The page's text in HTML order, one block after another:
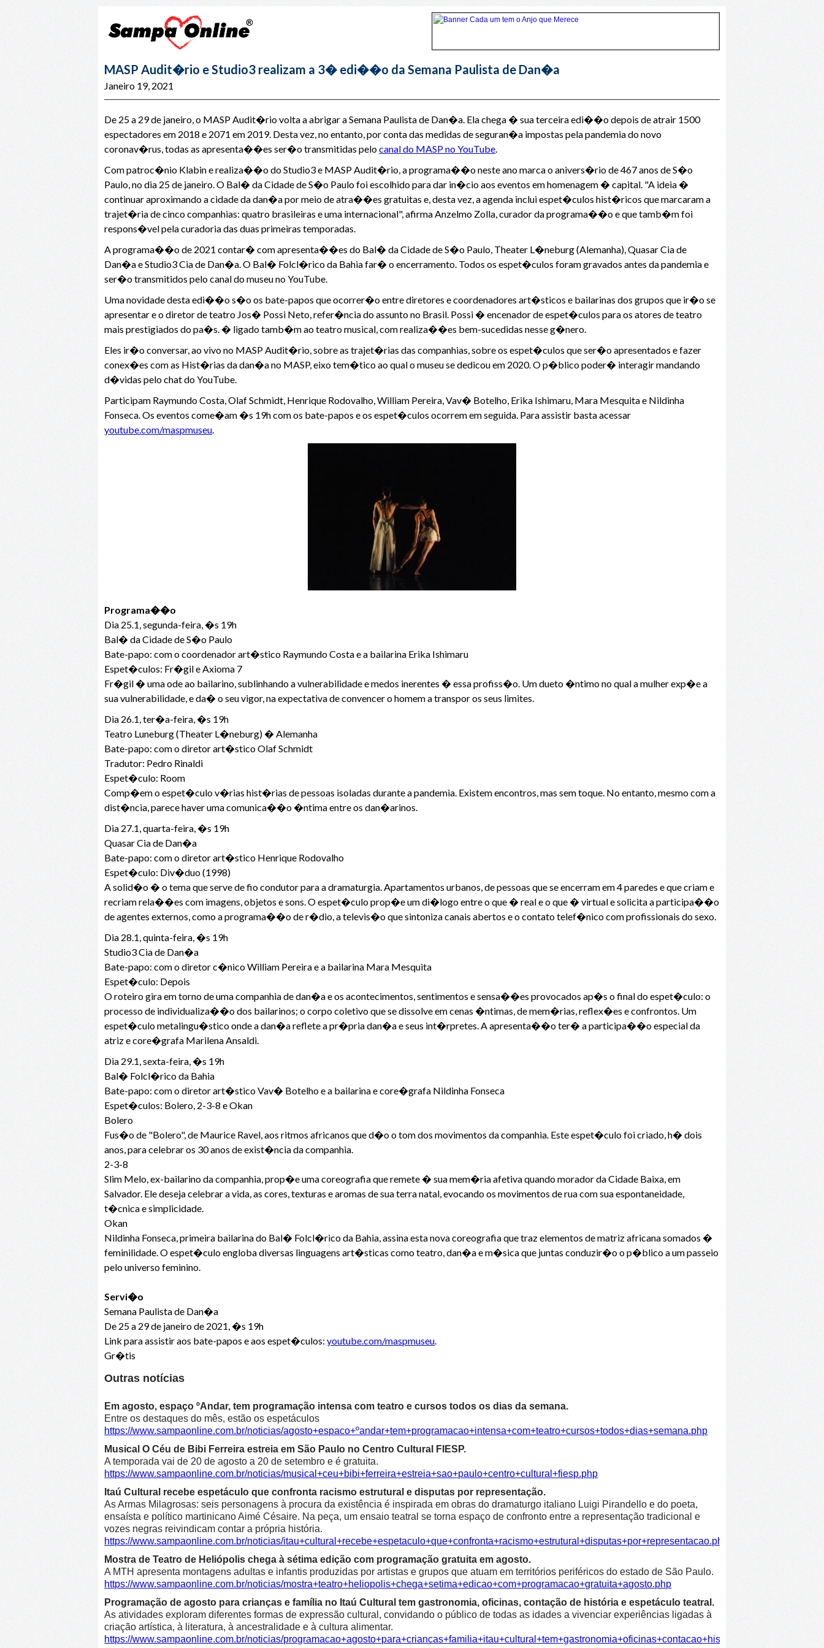
MASP Audit�rio e Studio3 realizam a 3� edi��o da Semana Paulista de Dan�a
Janeiro 19, 2021
De 25 a 29 de janeiro, o MASP Audit�rio volta a abrigar a Semana Paulista de Dan�a. Ela chega � sua terceira edi��o depois de atrair 1500
espectadores em 2018 e 2071 em 2019. Desta vez, no entanto, por conta das medidas de seguran�a impostas pela pandemia do novo
coronav�rus, todas as apresenta��es ser�o transmitidas pelocanal do MASP no YouTube.
Com patroc�nio Klabin e realiza��o do Studio3 e MASP Audit�rio, a programa��o neste ano marca o anivers�rio de 467 anos de S�o
Paulo, no dia 25 de janeiro. O Bal� da Cidade de S�o Paulo foi escolhido para dar in�cio aos eventos em homenagem � capital. "A ideia �
continuar aproximando a cidade da dan�a por meio de atra��es gratuitas e, desta vez, a agenda inclui espet�culos hist�ricos que marcaram a
trajet�ria de cinco companhias: quatro brasileiras e uma internacional", afirma Anzelmo Zolla, curador da programa��o e que tamb�m foi
respons�vel pela curadoria das duas primeiras temporadas.
A programa��o de 2021 contar� com apresenta��es do Bal� da Cidade de S�o Paulo, Theater L�neburg (Alemanha), Quasar Cia de
Dan�a e Studio3 Cia de Dan�a. O Bal� Folcl�rico da Bahia far� o encerramento. Todos os espet�culos foram gravados antes da pandemia e
ser�o transmitidos pelo canal do museu no YouTube.
Uma novidade desta edi��o s�o os bate-papos que ocorrer�o entre diretores e coordenadores art�sticos e bailarinas dos grupos que ir�o se
apresentar e o diretor de teatro Jos� Possi Neto, refer�ncia do assunto no Brasil. Possi � encenador de espet�culos para os atores de teatro
mais prestigiados do pa�s. � ligado tamb�m ao teatro musical, com realiza��es bem-sucedidas nesse g�nero.
Eles ir�o conversar, ao vivo no MASP Audit�rio, sobre as trajet�rias das companhias, sobre os espet�culos que ser�o apresentados e fazer
conex�es com as Hist�rias da dan�a no MASP, eixo tem�tico ao qual o museu se dedicou em 2020. O p�blico poder� interagir mandando
d�vidas pelo chat do YouTube.
Participam Raymundo Costa, Olaf Schmidt, Henrique Rodovalho, William Pereira, Vav� Botelho, Erika Ishimaru, Mara Mesquita e Nildinha
Fonseca. Os eventos come�am �s 19h com os bate-papos e os espet�culos ocorrem em seguida. Para assistir basta acessar
youtube.com/maspmuseu.
Programa��o
Dia 25.1, segunda-feira, �s 19h
Bal� da Cidade de S�o Paulo
Bate-papo: com o coordenador art�stico Raymundo Costa e a bailarina Erika Ishimaru
Espet�culos: Fr�gil e Axioma 7
Fr�gil � uma ode ao bailarino, sublinhando a vulnerabilidade e medos inerentes � essa profiss�o. Um dueto �ntimo no qual a mulher exp�e a
sua vulnerabilidade, e da� o seu vigor, na expectativa de convencer o homem a transpor os seus limites.
Dia 26.1, ter�a-feira, �s 19h
Teatro Luneburg (Theater L�neburg) � Alemanha
Bate-papo: com o diretor art�stico Olaf Schmidt
Tradutor: Pedro Rinaldi
Espet�culo: Room
Comp�em o espet�culo v�rias hist�rias de pessoas isoladas durante a pandemia. Existem encontros, mas sem toque. No entanto, mesmo com a
dist�ncia, parece haver uma comunica��o �ntima entre os dan�arinos.
Dia 27.1, quarta-feira, �s 19h
Quasar Cia de Dan�a
Bate-papo: com o diretor art�stico Henrique Rodovalho
Espet�culo: Div�duo (1998)
A solid�o � o tema que serve de fio condutor para a dramaturgia. Apartamentos urbanos, de pessoas que se encerram em 4 paredes e que criam e
recriam rela��es com imagens, objetos e sons. O espet�culo prop�e um di�logo entre o que � real e o que � virtual e solicita a participa��o
de agentes externos, como a programa��o de r�dio, a televis�o que sintoniza canais abertos e o contato telef�nico com profissionais do sexo.
Dia 28.1, quinta-feira, �s 19h
Studio3 Cia de Dan�a
Bate-papo: com o diretor c�nico William Pereira e a bailarina Mara Mesquita
Espet�culo: Depois
O roteiro gira em torno de uma companhia de dan�a e os acontecimentos, sentimentos e sensa��es provocados ap�s o final do espet�culo: o
processo de individualiza��o dos bailarinos; o corpo coletivo que se dissolve em cenas �ntimas, de mem�rias, reflex�es e confrontos. Um
espet�culo metalingu�stico onde a dan�a reflete a pr�pria dan�a e seus int�rpretes. A apresenta��o ter� a participa��o especial da
atriz e core�grafa Marilena Ansaldi.
Dia 29.1, sexta-feira, �s 19h
Bal� Folcl�rico da Bahia
Bate-papo: com o diretor art�stico Vav� Botelho e a bailarina e core�grafa Nildinha Fonseca
Espet�culos: Bolero, 2-3-8 e Okan
Bolero
Fus�o de "Bolero", de Maurice Ravel, aos ritmos africanos que d�o o tom dos movimentos da companhia. Este espet�culo foi criado, h� dois
anos, para celebrar os 30 anos de exist�ncia da companhia.
2-3-8
Slim Melo, ex-bailarino da companhia, prop�e uma coreografia que remete � sua mem�ria afetiva quando morador da Cidade Baixa, em
Salvador. Ele deseja celebrar a vida, as cores, texturas e aromas de sua terra natal, evocando os movimentos de rua com sua espontaneidade,
t�cnica e simplicidade.
Okan
Nildinha Fonseca, primeira bailarina do Bal� Folcl�rico da Bahia, assina esta nova coreografia que traz elementos de matriz africana somados �
feminilidade. O espet�culo engloba diversas linguagens art�sticas como teatro, dan�a e m�sica que juntas conduzir�o o p�blico a um passeio
pelo universo feminino.
Servi�o
Semana Paulista de Dan�a
De 25 a 29 de janeiro de 2021, �s 19h
Link para assistir aos bate-papos e aos espet�culos:youtube.com/maspmuseu.
Gr�tis
Outras notícias
Em agosto, espaço ºAndar, tem programação intensa com teatro e cursos todos os dias da semana.
Entre os destaques do mês, estão os espetáculos
https://www.sampaonline.com.br/noticias/agosto+espaco+ºandar+tem+programacao+intensa+com+teatro+cursos+todos+dias+semana.php
Musical O Céu de Bibi Ferreira estreia em São Paulo no Centro Cultural FIESP.
A temporada vai de 20 de agosto a 20 de setembro e é gratuita.
https://www.sampaonline.com.br/noticias/musical+ceu+bibi+ferreira+estreia+sao+paulo+centro+cultural+fiesp.php
Itaú Cultural recebe espetáculo que confronta racismo estrutural e disputas por representação.
As Armas Milagrosas: seis personagens à procura da existência é inspirada em obras do dramaturgo italiano Luigi Pirandello e do poeta,
ensaísta e político martinicano Aimé Césaire. Na peça, um ensaio teatral se torna espaço de confronto entre a representação tradicional e
vozes negras reivindicam contar a própria história.
https://www.sampaonline.com.br/noticias/itau+cultural+recebe+espetaculo+que+confronta+racismo+estrutural+disputas+por+representacao.php
Mostra de Teatro de Heliópolis chega à sétima edição com programação gratuita em agosto.
A MTH apresenta montagens adultas e infantis produzidas por artistas e grupos que atuam em territórios periféricos do estado de São Paulo.
https://www.sampaonline.com.br/noticias/mostra+teatro+heliopolis+chega+setima+edicao+com+programacao+gratuita+agosto.php
Programação de agosto para crianças e família no Itaú Cultural tem gastronomia, oficinas, contação de história e espetáculo teatral.
As atividades exploram diferentes formas de expressão cultural, convidando o público de todas as idades a vivenciar experiências ligadas à
criação artística, à literatura, à ancestralidade e à cultura alimentar.
https://www.sampaonline.com.br/noticias/